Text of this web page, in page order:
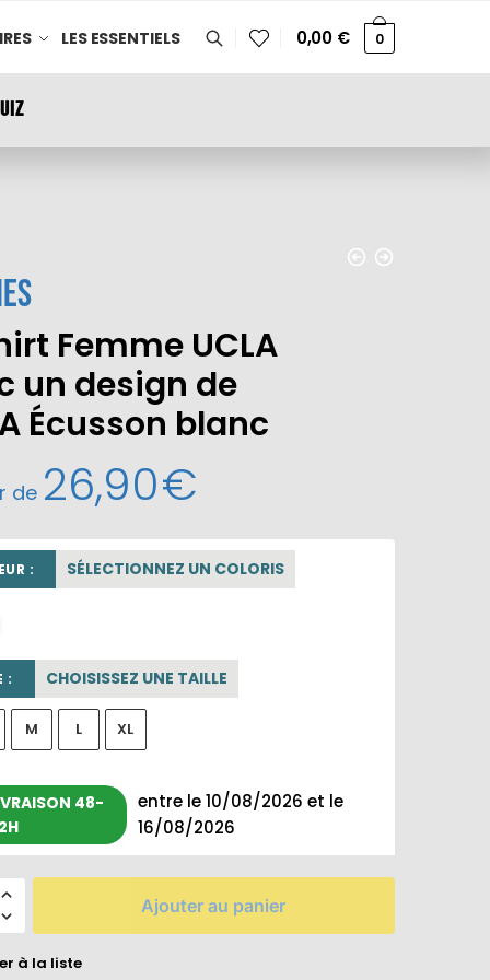
LES ESSENTIELS 0,00 € 0
Femme UCLA
un design de
Écusson blanc
de 26,90€
: SÉLECTIONNEZ UN COLORIS
: CHOISISSEZ UNE TAILLE
M L XL
48-
entre le 10/08/2026 et le
16/08/2026
Ajouter au panier
à la liste